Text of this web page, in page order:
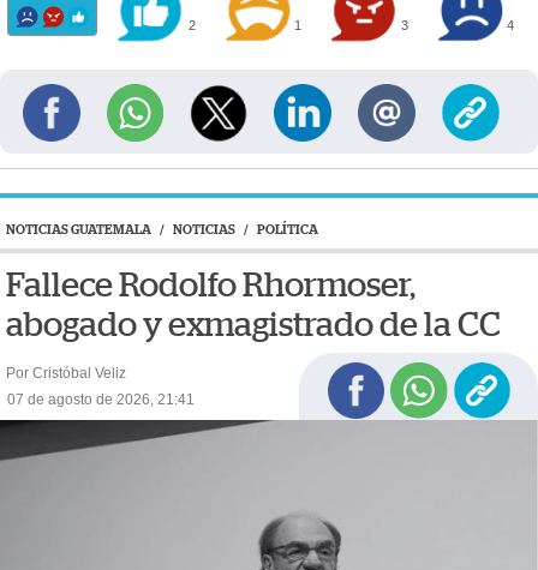
2 1 3 4
NOTICIAS GUATEMALA / NOTICIAS / POLÍTICA
Fallece Rodolfo Rhormoser,
abogado y exmagistrado de la CC
Por Cristóbal Veliz
07 de agosto de 2026, 21:41